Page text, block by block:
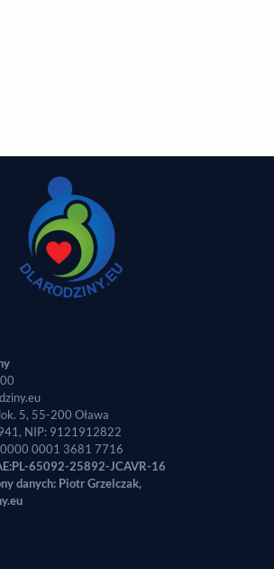
5, 55-200 Oława
NIP: 9121912822
0001 3681 7716
65092-25892-JCAVR-16
danych: Piotr Grzelczak,